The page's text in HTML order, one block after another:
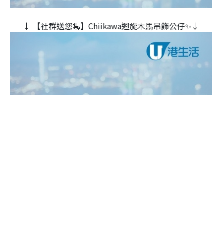
↓ 【社群送您🎠】Chiikawa迴旋木⾺吊飾公仔✨↓